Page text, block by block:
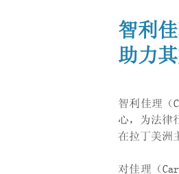
智利
助力
智利佳理（
心，为法律
在拉丁美洲
对佳理（